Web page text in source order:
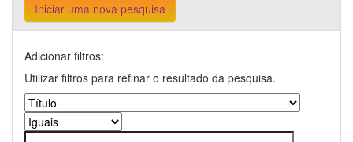
Iniciar uma nova pesquisa
Adicionar filtros:
Utilizar filtros para refinar o resultado da pesquisa.